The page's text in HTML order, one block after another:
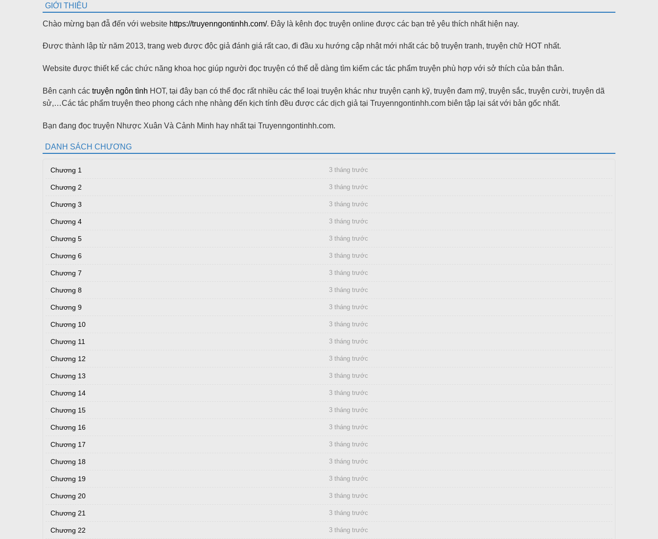
GIỚI THIỆU
Chào mừng bạn đẫ đến với website https://truyenngontinhh.com/. Đây là kênh đọc truyện online được các bạn trẻ yêu thích nhất hiện nay.
Được thành lập từ năm 2013, trang web được độc giả đánh giá rất cao, đi đầu xu hướng cập nhật mới nhất các bộ truyện tranh, truyện chữ HOT nhất.
Website được thiết kế các chức năng khoa học giúp người đọc truyện có thể dễ dàng tìm kiếm các tác phẩm truyện phù hợp với sở thích của bản thân.
Bên cạnh các truyện ngôn tình HOT, tại đây bạn có thể đọc rất nhiều các thể loại truyện khác như truyện cạnh kỹ, truyện đam mỹ, truyện sắc, truyện cười, truyện dã
sử,…Các tác phẩm truyện theo phong cách nhẹ nhàng đến kịch tính đều được các dịch giả tại Truyenngontinhh.com biên tập lại sát với bản gốc nhất.
Bạn đang đọc truyện Nhược Xuân Và Cảnh Minh hay nhất tại Truyenngontinhh.com.
DANH SÁCH CHƯƠNG
Chương 1 3 tháng trước
Chương 2 3 tháng trước
Chương 3 3 tháng trước
Chương 4 3 tháng trước
Chương 5 3 tháng trước
Chương 6 3 tháng trước
Chương 7 3 tháng trước
Chương 8 3 tháng trước
Chương 9 3 tháng trước
Chương 10 3 tháng trước
Chương 11 3 tháng trước
Chương 12 3 tháng trước
Chương 13 3 tháng trước
Chương 14 3 tháng trước
Chương 15 3 tháng trước
Chương 16 3 tháng trước
Chương 17 3 tháng trước
Chương 18 3 tháng trước
Chương 19 3 tháng trước
Chương 20 3 tháng trước
Chương 21 3 tháng trước
Chương 22 3 tháng trước